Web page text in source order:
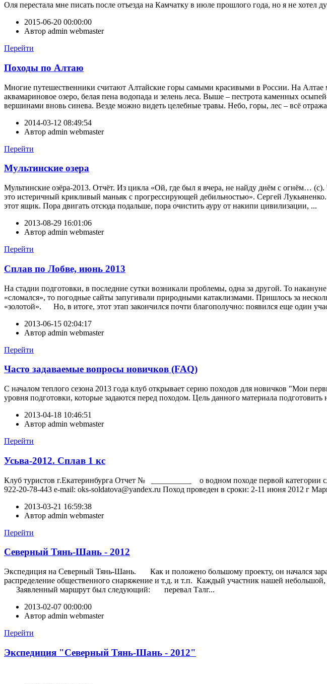
Оля перестала мне писать после отъезда на Камчатку в июле прошлого года, но я не хотел
2015-06-20 00:00:00
Автор admin webmaster
Перейти
Походы по Алтаю
Многие путешественники считают Алтайские горы самыми красивыми в России. На
аквамариновое озеро, белая пена водопада и зелень леса. Выше – пестрота каменных
вершинами вновь синева. Везде можно видеть целебные травы. Небо, горы, лес – всё
2014-03-12 08:49:54
Автор admin webmaster
Перейти
Мультинские озера
Мультинские озёра-2013. Отчёт. Из цикла «Ой, где был я вчера, не найду днём с огнём…
это истеричный крикливый маньяк с прогрессирующей дебильностью». Сергей
этот ящик. Пора двигать отсюда подальше, пора очистить ауру от накипи цивилизации, ...
2013-08-29 16:01:06
Автор admin webmaster
Перейти
Сплав по Лобве, июнь 2013
На стадии подготовки, в последние сутки возникали проблемы, одна за другой. То
«сломался», то погодные сайты запугивали природными катаклизмами. Пришлось за
«золотой». Но, в итоге, этот этап закончился почти благополучно: появился еще один
2013-06-15 02:04:17
Автор admin webmaster
Перейти
Часто задаваемые вопросы новичков (FAQ)
С началом теплого сезона 2013 года клуб открывает серию походов для новичков "Мои
уровня подготовки, которые задаются перед походом. Цель данного материала
2013-04-18 10:46:51
Автор admin webmaster
Перейти
Усьва-2012. Сплав 1 кс
Клуб туристов г.Екатеринбурга Отчет № __________ о водном походе первой
922-20-78-443 e-mail: oks-soldatova@yandex.ru Поход проведен в сроки: 2-11 июня 2012 г
2013-03-21 16:59:38
Автор admin webmaster
Перейти
Северный Тянь-Шань - 2012
Экспедиция на Северный Тянь-Шань. Как и положено большому проекту, он начался
распределение общественного снаряжение и т.д. и т.п. Каждый участник нашей
Заявленный маршрут был следующий: перевал Талг...
2013-02-07 00:00:00
Автор admin webmaster
Перейти
Экспедиция "Северный Тянь-Шань - 2012"